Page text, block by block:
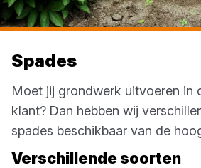
Spades
Moet jij grondwerk uitvoeren in
klant? Dan hebben wij
spades beschikbaar van de
Verschillende soorten